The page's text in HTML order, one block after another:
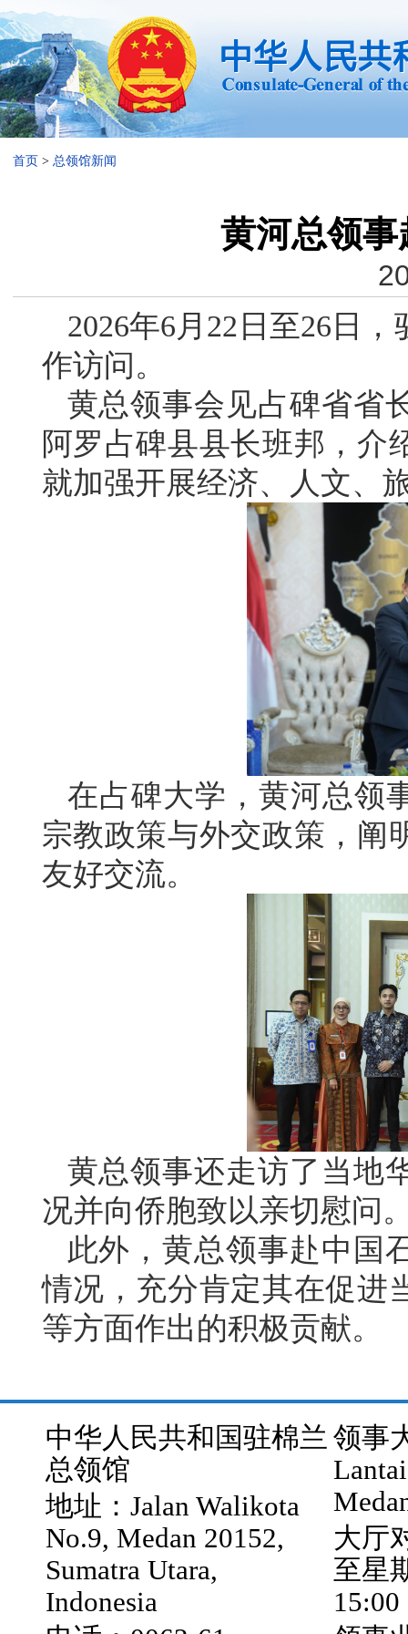
首页 > 总领馆新闻
黄河总领
2026年6月22日至26日
作访问。
黄总领事会见占碑省省
阿罗占碑县县长班邦，介
就加强开展经济、人文、
在占碑大学，黄河总领
宗教政策与外交政策，阐
友好交流。
黄总领事还走访了当地
况并向侨胞致以亲切慰问
此外，黄总领事赴中国
情况，充分肯定其在促进
等方面作出的积极贡献。
中华人民共和国驻棉兰
总领馆
地址：Jalan Walikota
No.9, Medan 20152,
Sumatra Utara,
Indonesia
领事
大厅
至星
15:00